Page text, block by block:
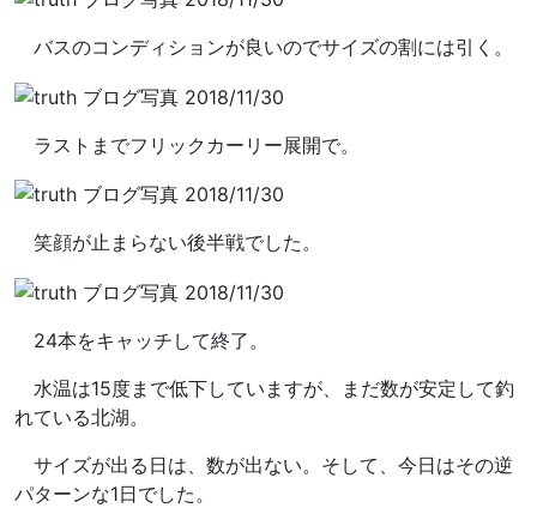
バスのコンディションが良いのでサイズの割には引く。
ラストまでフリックカーリー展開で。
笑顔が止まらない後半戦でした。
24本をキャッチして終了。
水温は15度まで低下していますが、まだ数が安定して釣
れている北湖。
サイズが出る日は、数が出ない。そして、今日はその逆
パターンな1日でした。